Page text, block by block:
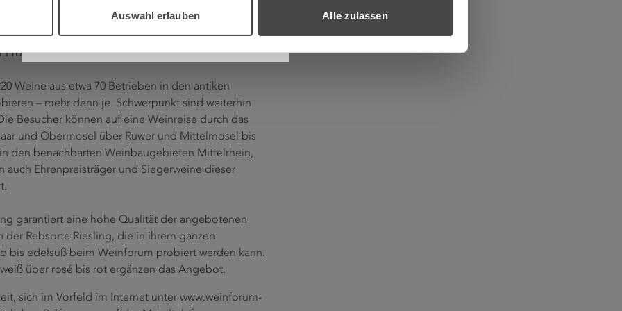
Auswahl erlauben Alle zulassen
Bereich widmet sich unter dem Titel „Alles außer
wie Elbling, Müller-Thurgau,
aus der internationalen Steillagenweinprämierung
Probe stehen.
Weine aus etwa 70 Betrieben in den antiken
– mehr denn je. Schwerpunkt sind weiterhin
Besucher können auf eine Weinreise durch das
und Obermosel über Ruwer und Mittelmosel bis
den benachbarten Weinbaugebieten Mittelrhein,
Ehrenpreisträger und Siegerweine dieser
garantiert eine hohe Qualität der angebotenen
Rebsorte Riesling, die in ihrem ganzen
bis edelsüß beim Weinforum probiert werden kann.
über rosé bis rot ergänzen das Angebot.
sich im Vorfeld im Internet unter www.weinforum-